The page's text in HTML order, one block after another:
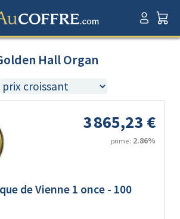
Hall Organ
3 865,23 €
prime : 2.86%
de Vienne 1 once - 100